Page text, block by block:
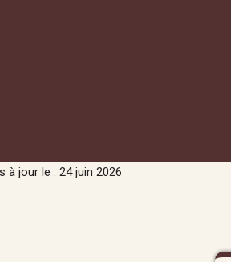
à jour le : 24 juin 2026